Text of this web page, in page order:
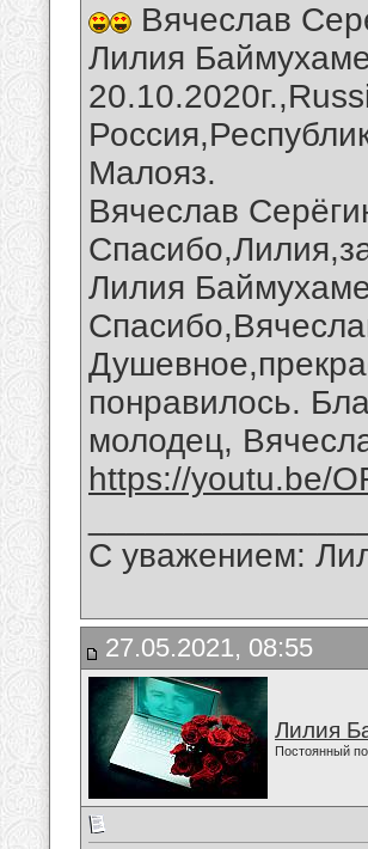
Вячеслав
Лилия
Малояз.
Вячеслав
Лилия
понравилось.
молодец,
https://youtu.be/
С уважением:
27.05.2021, 08:55
Лилия
Постоянный